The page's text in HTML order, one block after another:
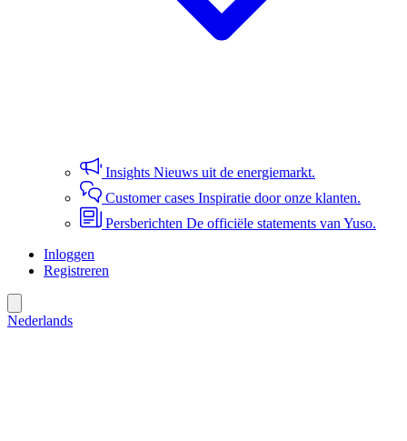
Insights Nieuws uit de energiemarkt.
Customer cases Inspiratie door onze klanten.
Persberichten De officiële statements van Yuso.
Inloggen
Registreren
Nederlands